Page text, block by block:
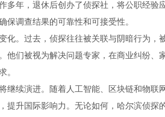
多年，退休后创办了侦探社，将公职经
保调查结果的可靠性和可接受性。
化。过去，侦探往往被关联与阴暗行为，
他们被视为解决问题专家，在商业纠纷
。
继续演进。随着人工智能、区块链和物
提升国际影响力。无论如何，哈尔滨侦